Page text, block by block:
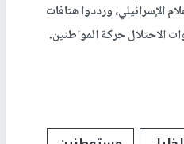
الإسرائيلي، ورددوا هتافات
الاحتلال حركة المواطنين.